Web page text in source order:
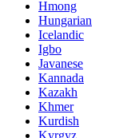
Hmong
Hungarian
Icelandic
Igbo
Javanese
Kannada
Kazakh
Khmer
Kurdish
Kyrgyz